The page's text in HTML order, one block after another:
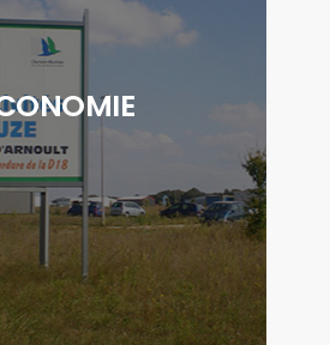
établis avec des
organismes de soutien aux
CDC Cœur de Saintonge
au déploiement
du territoire"
DÉCOUVRIR